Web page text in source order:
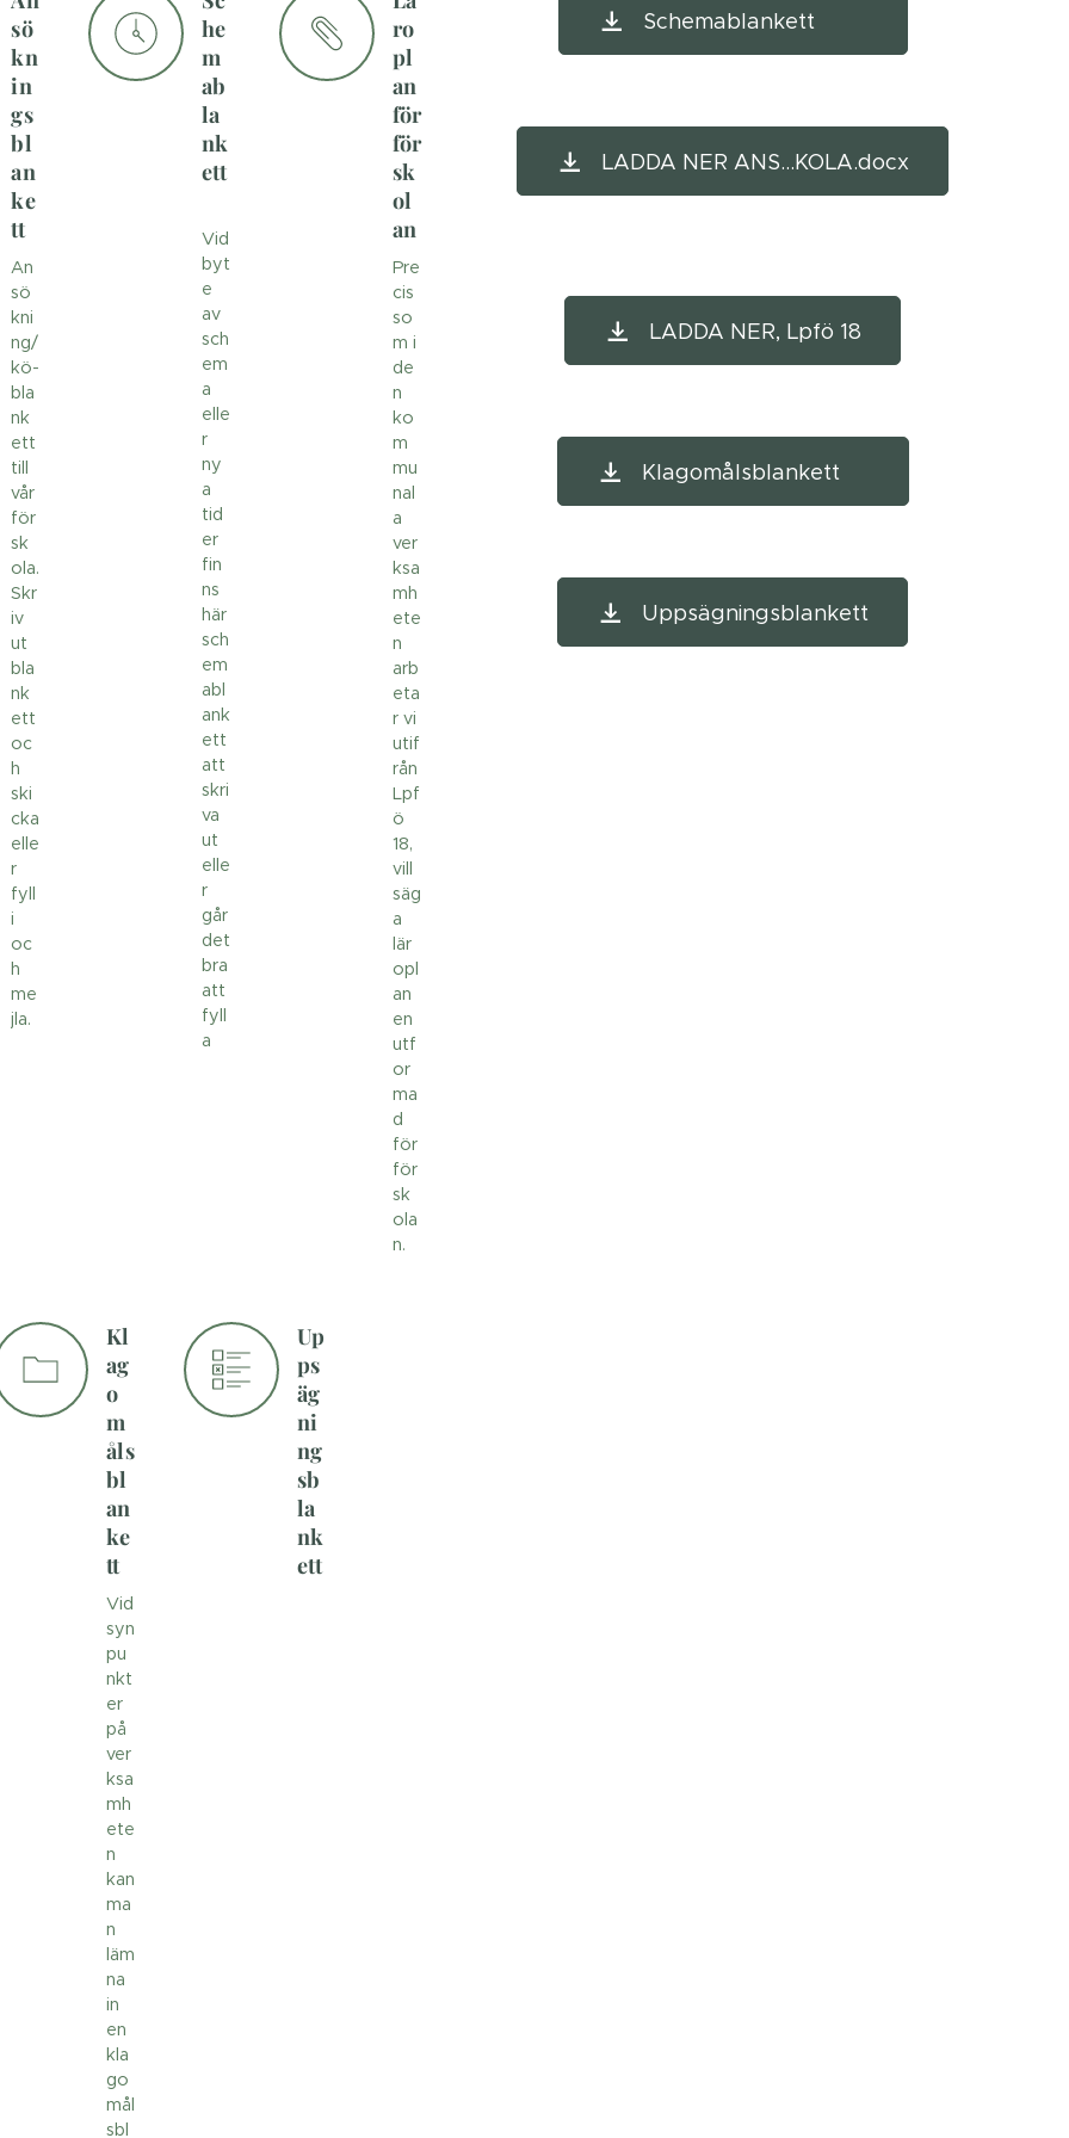
sö
kn
in
gs
bl
an
ke
tt
An
sö
kni
ng/
kö-
bla
nk
ett
till
vår
för
sk
ola.
Skr
iv
ut
bla
nk
ett
oc
h
ski
cka
elle
r
fyll
i
oc
h
me
jla.
he
m
ab
la
nk
ett
Vid
byt
e
av
sch
em
a
elle
r
ny
a
tid
er
fin
ns
här
sch
em
abl
ank
ett
att
skri
va
ut
elle
r
går
det
bra
att
fyll
a
ro
pl
an
för
för
sk
ol
an
Pre
cis
so
m i
de
n
ko
m
mu
nal
a
ver
ksa
mh
ete
n
arb
eta
r vi
utif
rån
Lpf
ö
18,
vill
säg
a
lär
opl
an
en
utf
or
ma
d
för
för
sk
ola
n.
Kl
ag
o
m
åls
bl
an
ke
tt
Vid
syn
pu
nkt
er
på
ver
ksa
mh
ete
n
kan
ma
n
läm
na
in
en
kla
go
mål
sbl
Up
ps
äg
ni
ng
sb
la
nk
ett
Schemablankett
LADDA NER ANS...KOLA.docx
LADDA NER, Lpfö 18
Klagomålsblankett
Uppsägningsblankett